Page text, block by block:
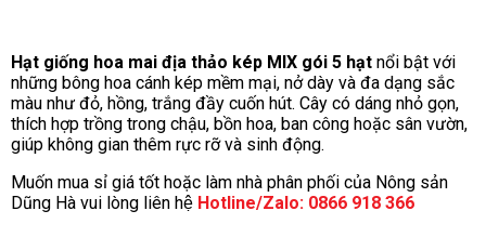
Hạt giống hoa mai địa thảo kép MIX gói 5 hạt nổi bật với
những bông hoa cánh kép mềm mại, nở dày và đa dạng sắc
màu như đỏ, hồng, trắng đầy cuốn hút. Cây có dáng nhỏ gọn,
thích hợp trồng trong chậu, bồn hoa, ban công hoặc sân vườn,
giúp không gian thêm rực rỡ và sinh động.
Muốn mua sỉ giá tốt hoặc làm nhà phân phối của Nông sản
Dũng Hà vui lòng liên hệ Hotline/Zalo: 0866 918 366